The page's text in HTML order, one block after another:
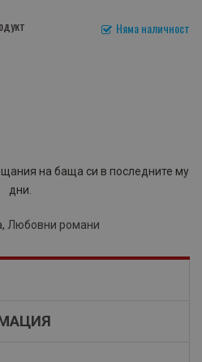
Няма наличност
на баща си в последните му
дни.
, Любовни романи